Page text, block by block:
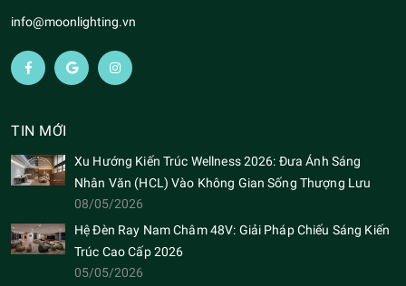
info@moonlighting.vn
TIN MỚI
Xu Hướng Kiến Trúc Wellness 2026: Đưa Ánh Sáng
Nhân Văn (HCL) Vào Không Gian Sống Thượng Lưu
08/05/2026
Hệ Đèn Ray Nam Châm 48V: Giải Pháp Chiếu Sáng Kiến
Trúc Cao Cấp 2026
05/05/2026